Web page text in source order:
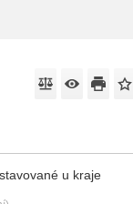
u kraje